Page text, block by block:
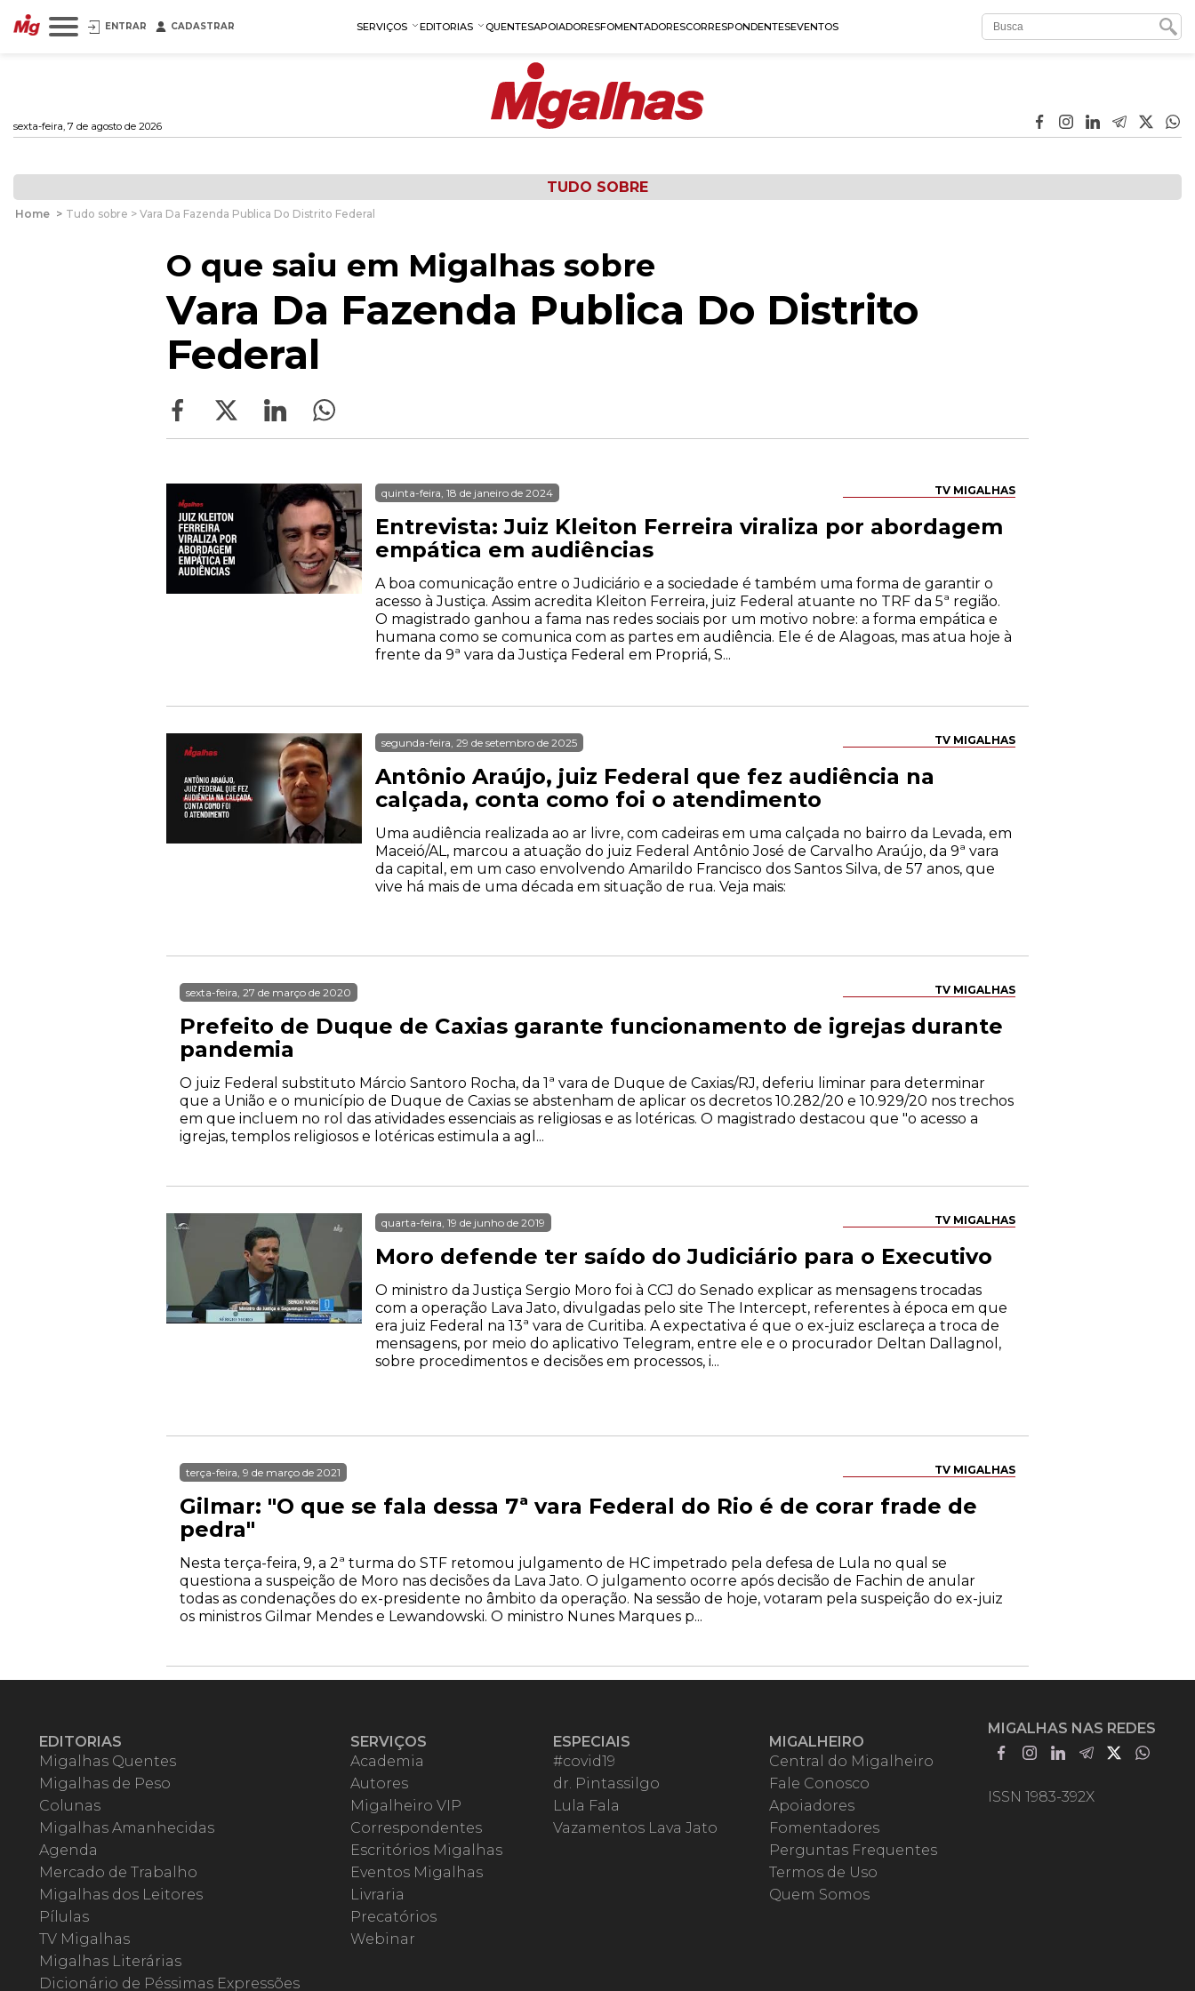
ENTRAR CADASTRAR SERVIÇOS EDITORIAS QUENTESAPOIADORESFOMENTADORESCORRESPONDENTESEVENTOS
sexta-feira, 7 de agosto de 2026
TUDO SOBRE
Home > Tudo sobre > Vara Da Fazenda Publica Do Distrito Federal
O que saiu em Migalhas sobre
Vara Da Fazenda Publica Do Distrito
Federal
TV MIGALHAS
quinta-feira, 18 de janeiro de 2024
Entrevista: Juiz Kleiton Ferreira viraliza por abordagem
empática em audiências
A boa comunicação entre o Judiciário e a sociedade é também uma forma de garantir o
acesso à Justiça. Assim acredita Kleiton Ferreira, juiz Federal atuante no TRF da 5ª região.
O magistrado ganhou a fama nas redes sociais por um motivo nobre: a forma empática e
humana como se comunica com as partes em audiência. Ele é de Alagoas, mas atua hoje à
frente da 9ª vara da Justiça Federal em Propriá, S...
TV MIGALHAS
segunda-feira, 29 de setembro de 2025
Antônio Araújo, juiz Federal que fez audiência na
calçada, conta como foi o atendimento
Uma audiência realizada ao ar livre, com cadeiras em uma calçada no bairro da Levada, em
Maceió/AL, marcou a atuação do juiz Federal Antônio José de Carvalho Araújo, da 9ª vara
da capital, em um caso envolvendo Amarildo Francisco dos Santos Silva, de 57 anos, que
vive há mais de uma década em situação de rua. Veja mais:
TV MIGALHAS
sexta-feira, 27 de março de 2020
Prefeito de Duque de Caxias garante funcionamento de igrejas durante
pandemia
O juiz Federal substituto Márcio Santoro Rocha, da 1ª vara de Duque de Caxias/RJ, deferiu liminar para determinar
que a União e o município de Duque de Caxias se abstenham de aplicar os decretos 10.282/20 e 10.929/20 nos trechos
em que incluem no rol das atividades essenciais as religiosas e as lotéricas. O magistrado destacou que "o acesso a
igrejas, templos religiosos e lotéricas estimula a agl...
TV MIGALHAS
quarta-feira, 19 de junho de 2019
Moro defende ter saído do Judiciário para o Executivo
O ministro da Justiça Sergio Moro foi à CCJ do Senado explicar as mensagens trocadas
com a operação Lava Jato, divulgadas pelo site The Intercept, referentes à época em que
era juiz Federal na 13ª vara de Curitiba. A expectativa é que o ex-juiz esclareça a troca de
mensagens, por meio do aplicativo Telegram, entre ele e o procurador Deltan Dallagnol,
sobre procedimentos e decisões em processos, i...
TV MIGALHAS
terça-feira, 9 de março de 2021
Gilmar: "O que se fala dessa 7ª vara Federal do Rio é de corar frade de
pedra"
Nesta terça-feira, 9, a 2ª turma do STF retomou julgamento de HC impetrado pela defesa de Lula no qual se
questiona a suspeição de Moro nas decisões da Lava Jato. O julgamento ocorre após decisão de Fachin de anular
todas as condenações do ex-presidente no âmbito da operação. Na sessão de hoje, votaram pela suspeição do ex-juiz
os ministros Gilmar Mendes e Lewandowski. O ministro Nunes Marques p...
EDITORIAS
Migalhas Quentes
Migalhas de Peso
Colunas
Migalhas Amanhecidas
Agenda
Mercado de Trabalho
Migalhas dos Leitores
Pílulas
TV Migalhas
Migalhas Literárias
Dicionário de Péssimas Expressões
SERVIÇOS
Academia
Autores
Migalheiro VIP
Correspondentes
Escritórios Migalhas
Eventos Migalhas
Livraria
Precatórios
Webinar
ESPECIAIS
#covid19
dr. Pintassilgo
Lula Fala
Vazamentos Lava Jato
MIGALHEIRO
Central do Migalheiro
Fale Conosco
Apoiadores
Fomentadores
Perguntas Frequentes
Termos de Uso
Quem Somos
MIGALHAS NAS REDES
ISSN 1983-392X